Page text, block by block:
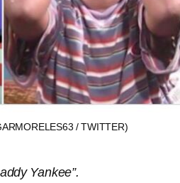
/ TWITTER)
Yankee”.